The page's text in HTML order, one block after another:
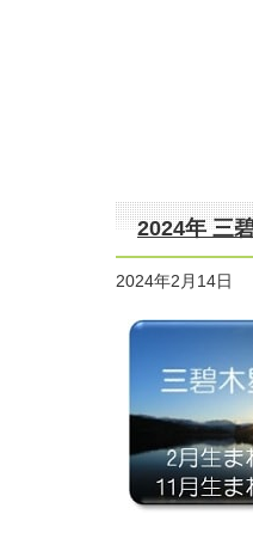
2024年 三
2024年2月14日